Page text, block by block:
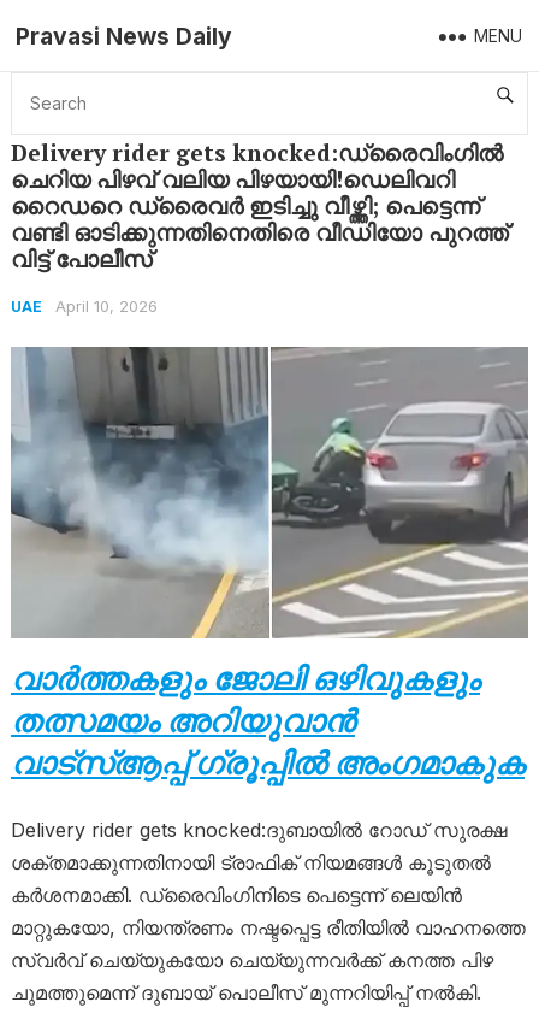
Pravasi News Daily MENU
Home UAE Delivery rider gets knocked:ഡ്രൈവിംഗിൽ ചെറിയ പിഴവ് വലിയ പിഴയായി!ഡെലിവറി റൈഡറെ ഡ്രൈവർ ഇടിച്ചു വീഴ്ത്തി; പെട്ടെന്ന് വണ്ടി ഓടിക്കുന്നതിനെതിരെ വീഡിയോ പുറത്ത് വിട്ട് പോലീസ്
Delivery rider gets knocked:ഡ്രൈവിംഗിൽ
ചെറിയ പിഴവ് വലിയ പിഴയായി!ഡെലിവറി
റൈഡറെ ഡ്രൈവർ ഇടിച്ചു വീഴ്ത്തി; പെട്ടെന്ന്
വണ്ടി ഓടിക്കുന്നതിനെതിരെ വീഡിയോ പുറത്ത്
വിട്ട് പോലീസ്
UAE April 10, 2026
വാർത്തകളും ജോലി ഒഴിവുകളും
തത്സമയം അറിയുവാൻ
വാട്സ്ആപ്പ് ഗ്രൂപ്പിൽ അംഗമാകുക
Delivery rider gets knocked:ദുബായിൽ റോഡ് സുരക്ഷ
ശക്തമാക്കുന്നതിനായി ട്രാഫിക് നിയമങ്ങൾ കൂടുതൽ
കർശനമാക്കി. ഡ്രൈവിംഗിനിടെ പെട്ടെന്ന് ലെയിൻ
മാറ്റുകയോ, നിയന്ത്രണം നഷ്ടപ്പെട്ട രീതിയിൽ വാഹനത്തെ
സ്വർവ് ചെയ്യുകയോ ചെയ്യുന്നവർക്ക് കനത്ത പിഴ
ചുമത്തുമെന്ന് ദുബായ് പൊലീസ് മുന്നറിയിപ്പ് നൽകി.